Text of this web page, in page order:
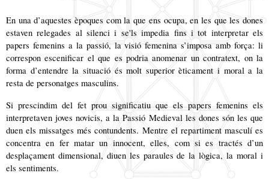
En una d’aquestes èpoques com la que ens ocupa, en les que les dones
estaven relegades al silenci i se'ls impedia fins i tot interpretar els
papers femenins a la passió, la visió femenina s’imposa amb força: li
correspon escenificar el que es podria anomenar un contratext, on la
forma d’entendre la situació és molt superior èticament i moral a la
resta de personatges masculins.
Si prescindim del fet prou significatiu que els papers femenins els
interpretaven joves novicis, a la Passió Medieval les dones són les que
duen els missatges més contundents. Mentre el repartiment masculí es
concentra en fer matar un innocent, elles, com si es tractés d’un
desplaçament dimensional, diuen les paraules de la lògica, la moral i
els sentiments.